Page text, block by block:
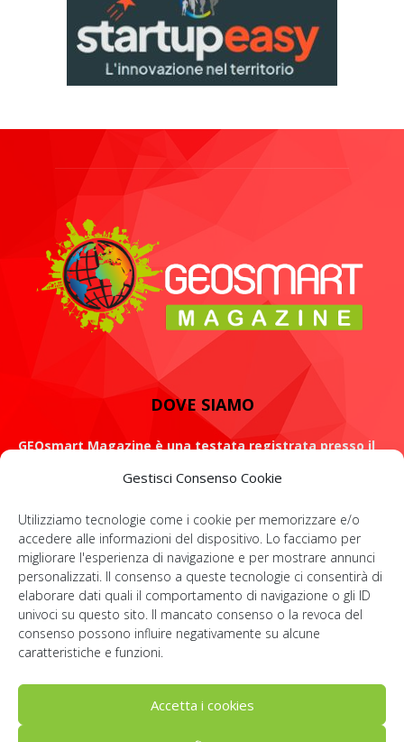
Gestisci Consenso Cookie
Utilizziamo tecnologie come i cookie per memorizzare e/o
accedere alle informazioni del dispositivo. Lo facciamo per
migliorare l'esperienza di navigazione e per mostrare annunci
personalizzati. Il consenso a queste tecnologie ci consentirà di
elaborare dati quali il comportamento di navigazione o gli ID
univoci su questo sito. Il mancato consenso o la revoca del
consenso possono influire negativamente su alcune
caratteristiche e funzioni.
Accetta i cookies
DOVE SIAMO
GEOsmart Magazine è una testata registrata presso il
ROMA: Via Casilina 98, 00182
Contattaci:info@geosmartmagazine.it
SOCIAL